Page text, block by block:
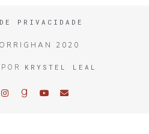
PRIVACIDADE
2020
KRYSTEL LEAL